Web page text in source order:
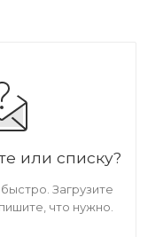
или списку?
Загрузите
что нужно.